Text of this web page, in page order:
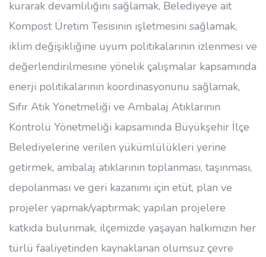
kurarak devamlılığını sağlamak, Belediyeye ait
Kompost Üretim Tesisinin işletmesini sağlamak,
iklim değişikliğine uyum politikalarının izlenmesi ve
değerlendirilmesine yönelik çalışmalar kapsamında
enerji politikalarının koordinasyonunu sağlamak,
Sıfır Atık Yönetmeliği ve Ambalaj Atıklarının
Kontrolü Yönetmeliği kapsamında Büyükşehir İlçe
Belediyelerine verilen yükümlülükleri yerine
getirmek, ambalaj atıklarının toplanması, taşınması,
depolanması ve geri kazanımı için etüt, plan ve
projeler yapmak/yaptırmak; yapılan projelere
katkıda bulunmak, ilçemizde yaşayan halkımızın her
türlü faaliyetinden kaynaklanan olumsuz çevre